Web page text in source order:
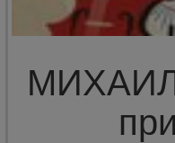
МИХАИЛ